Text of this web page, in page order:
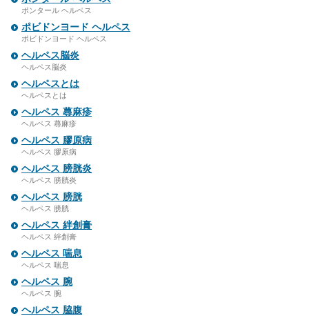
ポンタール ヘルペス
ポビドンヨード ヘルペス
ポビドンヨード ヘルペス
ヘルペス脳炎
ヘルペス脳炎
ヘルペスとは
ヘルペスとは
ヘルペス 蕁麻疹
ヘルペス 蕁麻疹
ヘルペス 膠原病
ヘルペス 膠原病
ヘルペス 膀胱炎
ヘルペス 膀胱炎
ヘルペス 膀胱
ヘルペス 膀胱
ヘルペス 絆創膏
ヘルペス 絆創膏
ヘルペス 喘息
ヘルペス 喘息
ヘルペス 腕
ヘルペス 腕
ヘルペス 脇腹